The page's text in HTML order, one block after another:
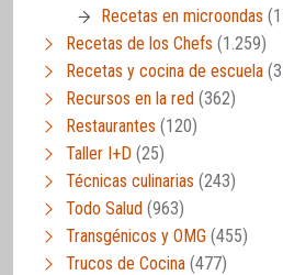
Recetas en microondas
Recetas de los Chefs (1.259)
Recetas y cocina de escuela
Recursos en la red (362)
Restaurantes (120)
Taller I+D (25)
Técnicas culinarias (243)
Todo Salud (963)
Transgénicos y OMG (455)
Trucos de Cocina (477)